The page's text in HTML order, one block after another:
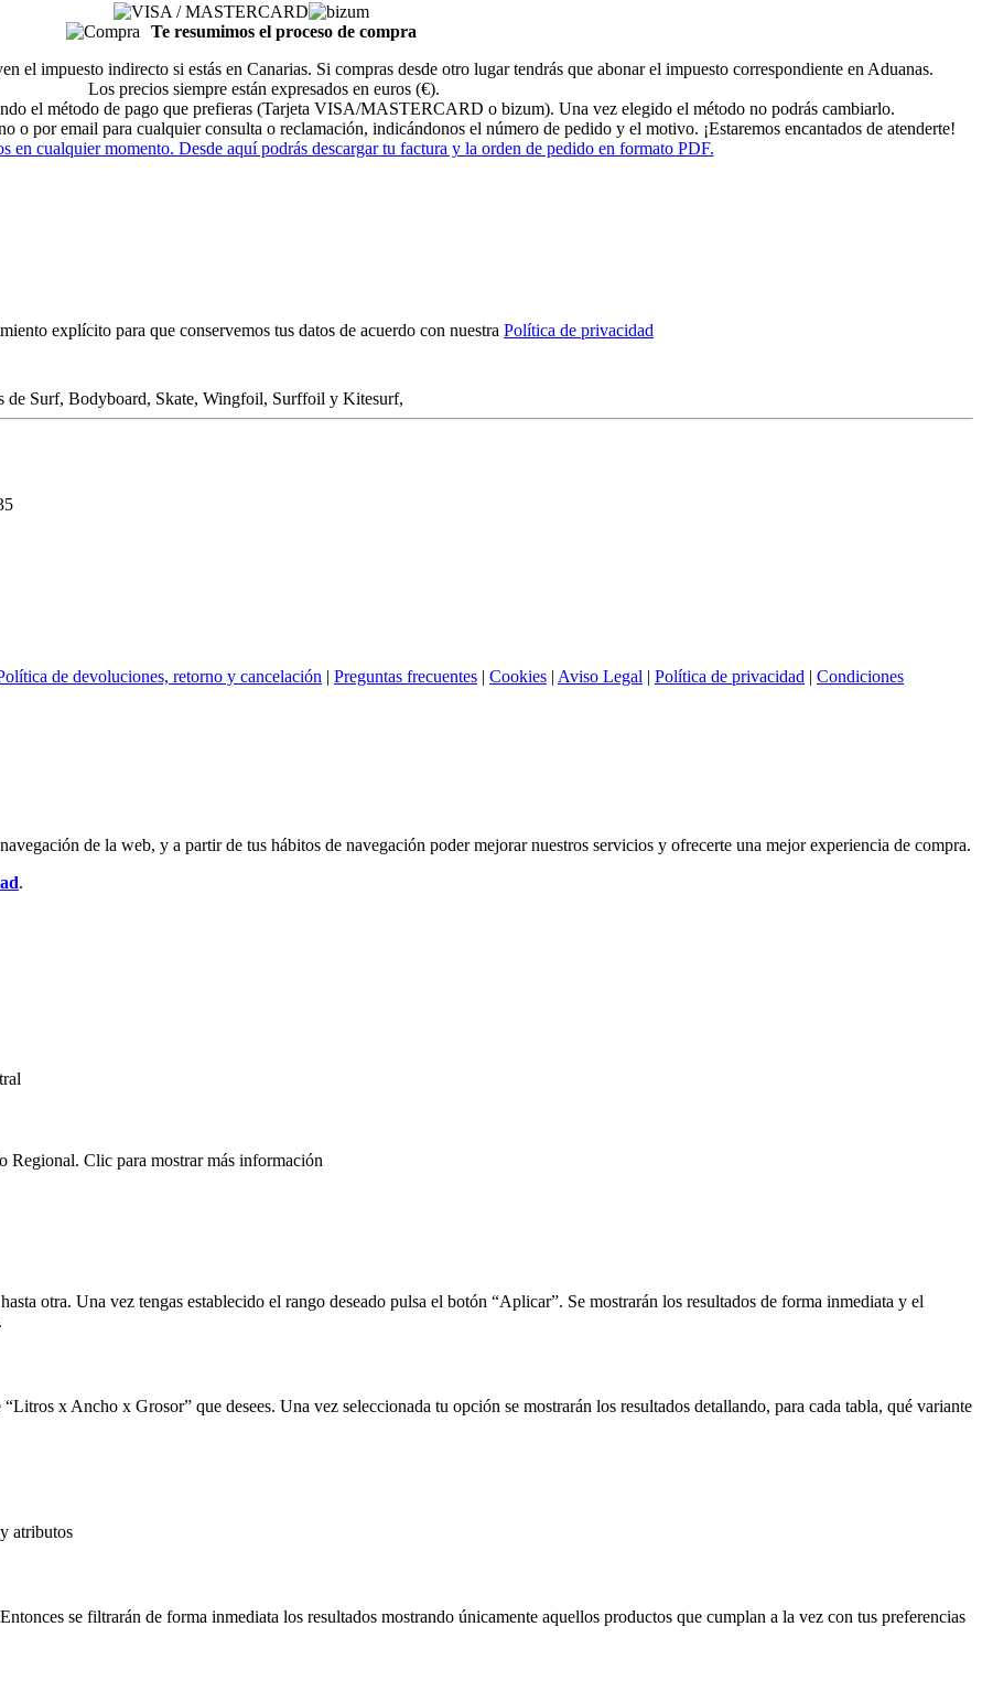
Te resumimos el proceso de compra
el impuesto indirecto si estás en Canarias. Si compras desde otro lugar tendrás que abonar el impuesto correspondiente en Aduanas.
Los precios siempre están expresados en euros (€).
el método de pago que prefieras (Tarjeta VISA/MASTERCARD o bizum). Una vez elegido el método no podrás cambiarlo.
o por email para cualquier consulta o reclamación, indicándonos el número de pedido y el motivo. ¡Estaremos encantados de atenderte!
en cualquier momento. Desde aquí podrás descargar tu factura y la orden de pedido en formato PDF.
explícito para que conservemos tus datos de acuerdo con nuestra Política de privacidad
de Surf, Bodyboard, Skate, Wingfoil, Surffoil y Kitesurf,
de devoluciones, retorno y cancelación | Preguntas frecuentes | Cookies | Aviso Legal | Política de privacidad | Condiciones
de la web, y a partir de tus hábitos de navegación poder mejorar nuestros servicios y ofrecerte una mejor experiencia de compra.
.
Regional. Clic para mostrar más información
otra. Una vez tengas establecido el rango deseado pulsa el botón Aplicar . Se mostrarán los resultados de forma inmediata y el
Litros x Ancho x Grosor
que desees. Una vez seleccionada tu opción se mostrarán los resultados detallando, para cada tabla, qué variante
atributos
se filtrarán de forma inmediata los resultados mostrando únicamente aquellos productos que cumplan a la vez con tus preferencias